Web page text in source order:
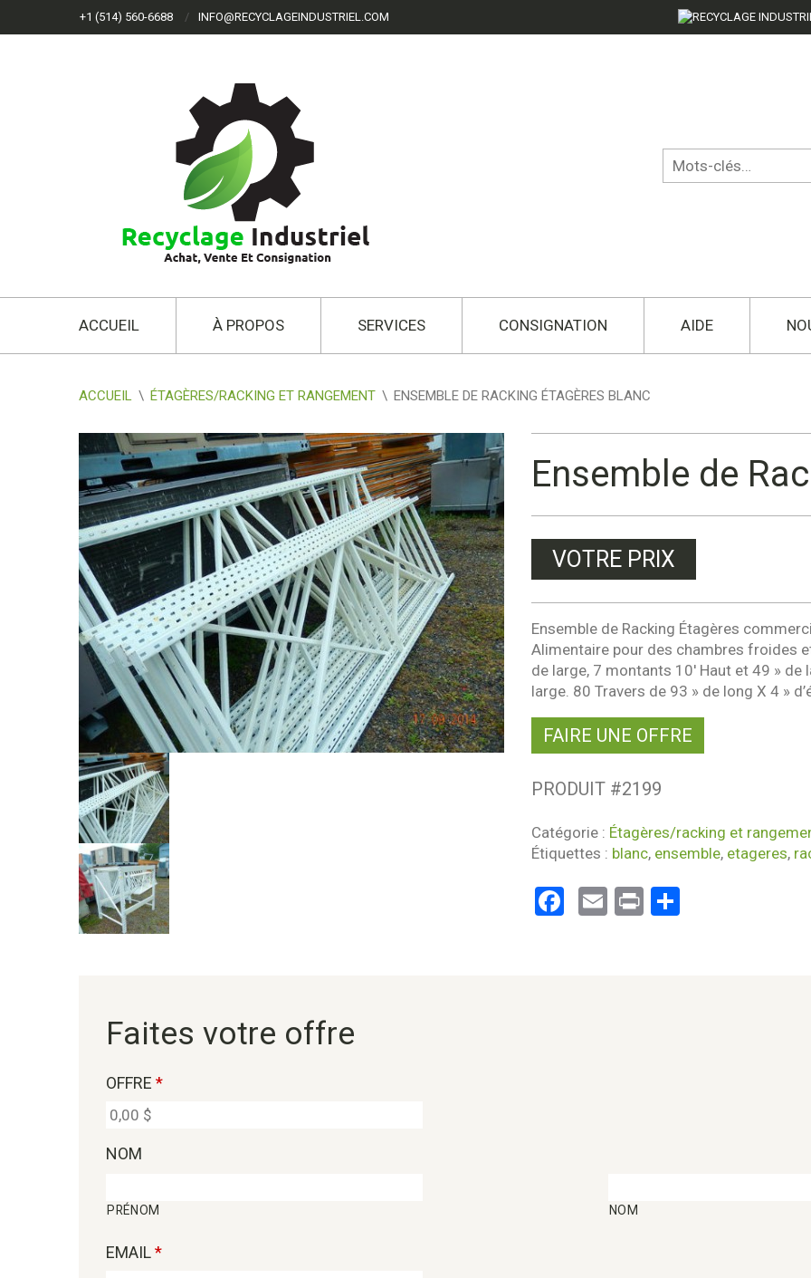
+1 (514) 560-6688 INFO@RECYCLAGEINDUSTRIEL.COM
ACCUEIL À PROPOS SERVICES CONSIGNATION AIDE
ACCUEIL \ ÉTAGÈRES/RACKING ET RANGEMENT \ ENSEMBLE DE RACKING ÉTAGÈRES BLANC
Ensemble de
VOTRE PRIX
Ensemble de Racking Étagères
Alimentaire pour des chambres froides
de large, 7 montants 10′ Haut et 49 »
large. 80 Travers de 93 » de long X 4 »
FAIRE UNE OFFRE
PRODUIT #2199
Catégorie : Étagères/racking et
Étiquettes : blanc, ensemble, etageres,
Facebook
Email
PrintPartager
Faites votre offre
OFFRE *
NOM
PRÉNOM NOM
EMAIL*